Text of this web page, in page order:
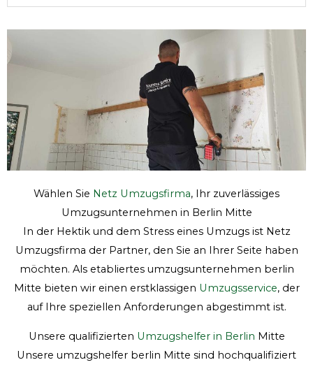
Wählen Sie Netz Umzugsfirma, Ihr zuverlässiges
Umzugsunternehmen in Berlin Mitte
In der Hektik und dem Stress eines Umzugs ist Netz
Umzugsfirma der Partner, den Sie an Ihrer Seite haben
möchten. Als etabliertes umzugsunternehmen berlin
Mitte bieten wir einen erstklassigen Umzugsservice, der
auf Ihre speziellen Anforderungen abgestimmt ist.
Unsere qualifizierten Umzugshelfer in Berlin Mitte
Unsere umzugshelfer berlin Mitte sind hochqualifiziert